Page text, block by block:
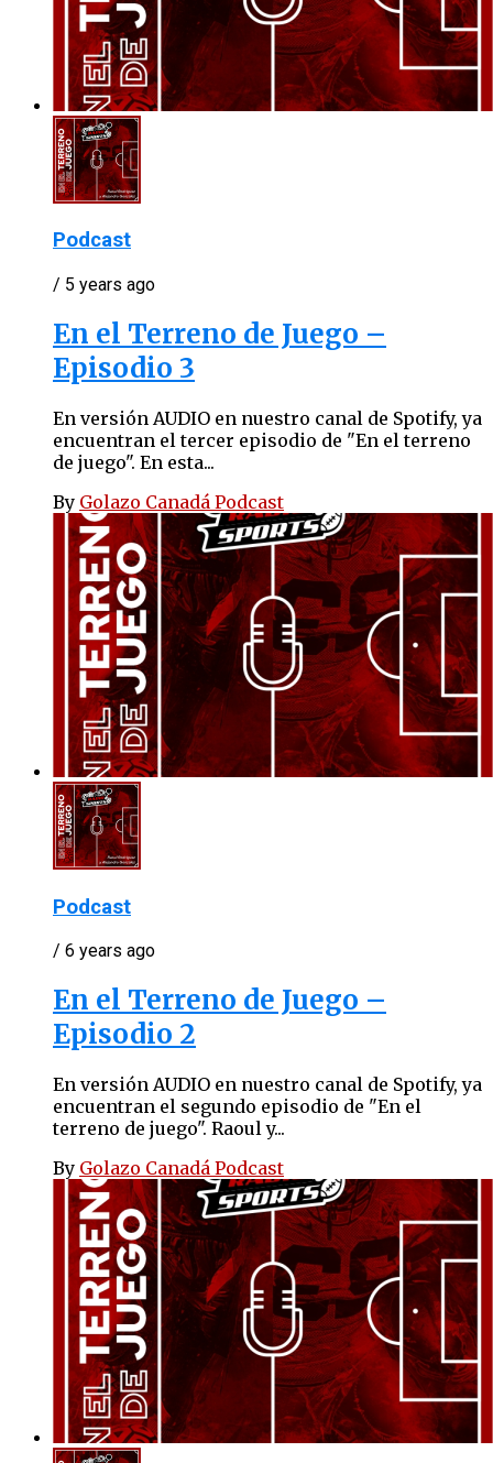
Podcast
/ 5 years ago
En el Terreno de Juego –
Episodio 3
En versión AUDIO en nuestro canal de Spotify, ya
encuentran el tercer episodio de "En el terreno
de juego". En esta...
By Golazo Canadá Podcast
Podcast
/ 6 years ago
En el Terreno de Juego –
Episodio 2
En versión AUDIO en nuestro canal de Spotify, ya
encuentran el segundo episodio de "En el
terreno de juego". Raoul y...
By Golazo Canadá Podcast